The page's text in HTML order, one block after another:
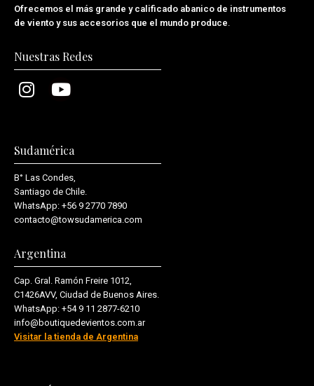
Ofrecemos el más grande y calificado abanico de instrumentos
de viento y sus accesorios que el mundo produce
Nuestras Redes
Sudamérica
B° Las Condes,
Santiago de Chile.
WhatsApp: +56 9 2770 7890
contacto@towsudamerica.com
Argentina
Cap. Gral. Ramón Freire 1012,
C1426AVV, Ciudad de Buenos Aires.
WhatsApp: +54 9 11 2877-6210
info@boutiquedevientos.com.ar
Visitar la tienda de Argentina